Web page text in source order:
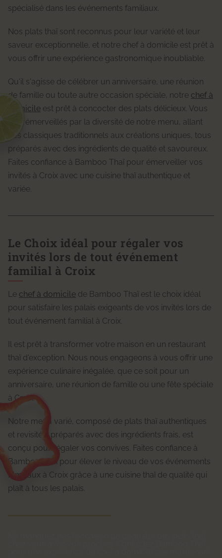
spécialisé dans les événements familiaux.
Nos plats thaï sont reconnus pour leur variété et leur
saveur exceptionnelle, et notre chef à domicile est prêt à
vous offrir une expérience gastronomique inoubliable.
Qu'il s'agisse de célébrer un anniversaire, une réunion
de famille ou toute autre occasion spéciale, notre chef à
domicile est prêt à concocter des plats délicieux. Vous
êtes émerveillés par la diversité de notre menu, allant
des classiques traditionnels aux créations uniques, tous
préparés avec des ingrédients de qualité et savoureux.
Faites confiance à Bamboo Thaï pour émerveiller vos
invités à Croix avec une cuisine thaï authentique et
variée.
Le Choix idéal pour régaler vos
invités lors de tout événement
familial à Croix
Le chef à domicile de Bamboo Thaï est le choix idéal
pour satisfaire les palais exigeants de vos invités lors de
tout événement familial à Croix.
Il est prêt à transformer votre maison en un restaurant
thaï d'exception. Nous nous engageons à vous offrir une
expérience culinaire inégalée, que ce soit pour un
anniversaire, une réunion de famille ou une fête spéciale
à Croix.
Notre menu varié, composé de plats thaï authentiques
et revisités, préparés avec des ingrédients frais, est
conçu pour régaler vos convives. Faites confiance à
Bamboo Thaï pour élever le niveau de vos événements
familiaux à Croix grâce à une cuisine thaï de qualité qui
plaît à tous les palais.